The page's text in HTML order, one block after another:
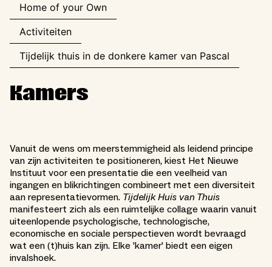
Home of your Own
Activiteiten
Tijdelijk thuis in de donkere kamer van Pascal
Kamers
Vanuit de wens om meerstemmigheid als leidend principe
van zijn activiteiten te positioneren, kiest Het Nieuwe
Instituut voor een presentatie die een veelheid van
ingangen en blikrichtingen combineert met een diversiteit
aan representatievormen. Tijdelijk Huis van Thuis
manifesteert zich als een ruimtelijke collage waarin vanuit
uiteenlopende psychologische, technologische,
economische en sociale perspectieven wordt bevraagd
wat een (t)huis kan zijn. Elke 'kamer' biedt een eigen
invalshoek.